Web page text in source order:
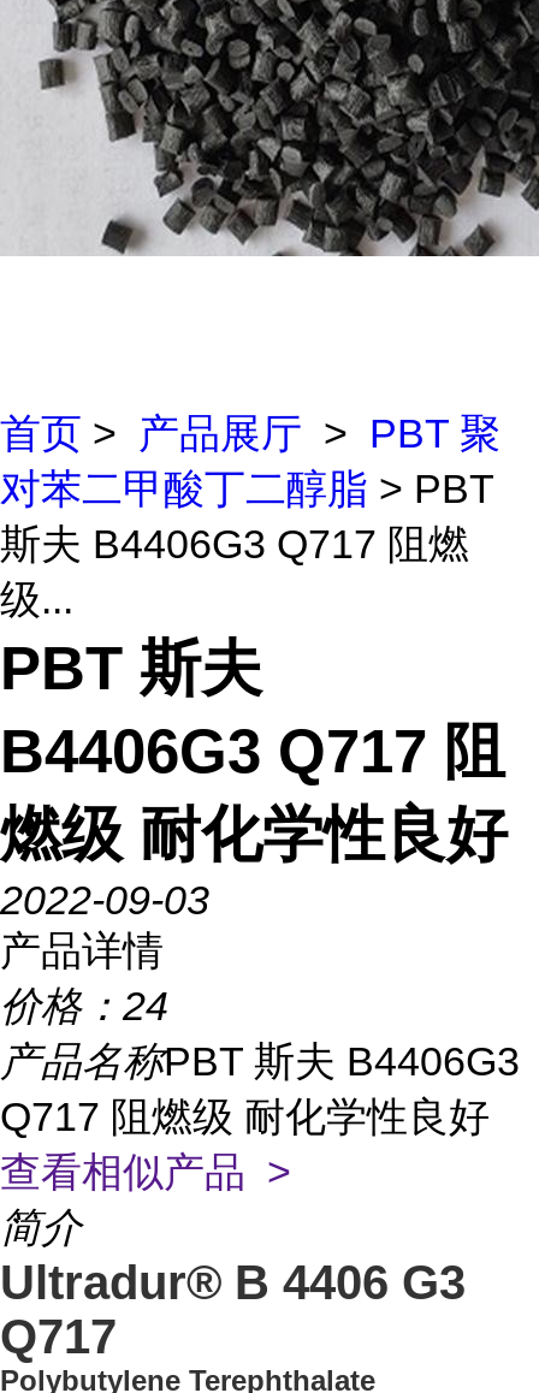
首页 > 产品展厅 > PBT 聚
对苯二甲酸丁二醇脂 > PBT
斯夫 B4406G3 Q717 阻燃
级...
PBT 斯夫
B4406G3 Q717 阻
燃级 耐化学性良好
2022-09-03
产品详情
价格： 24
产品名称PBT 斯夫 B4406G3
Q717 阻燃级 耐化学性良好
查看相似产品 >
简介
Ultradur® B 4406 G3
Q717
Polybutylene Terephthalate